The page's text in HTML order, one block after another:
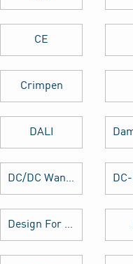
CE
Crimpen
DALI
DC/DC Wandler
Design For Manufacturing